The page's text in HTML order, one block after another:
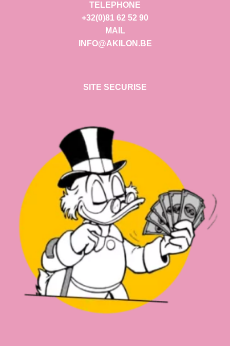
TELEPHONE
+32(0)81 62 52 90
MAIL
INFO@AKILON.BE
SITE SECURISE